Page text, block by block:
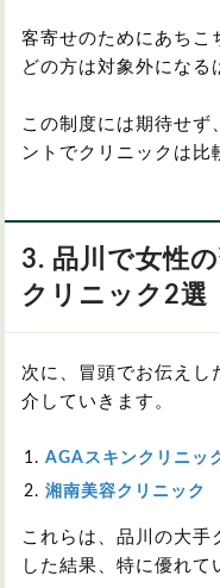
客寄せのためにあちこ
どの方は対象外になる
この制度には期待せず
ントでクリニックは比
3. 品川で女性
クリニック2選
次に、冒頭でお伝えし
介していきます。
AGAスキンクリニッ
湘南美容クリニック
これらは、品川の大手
した結果、特に優れて